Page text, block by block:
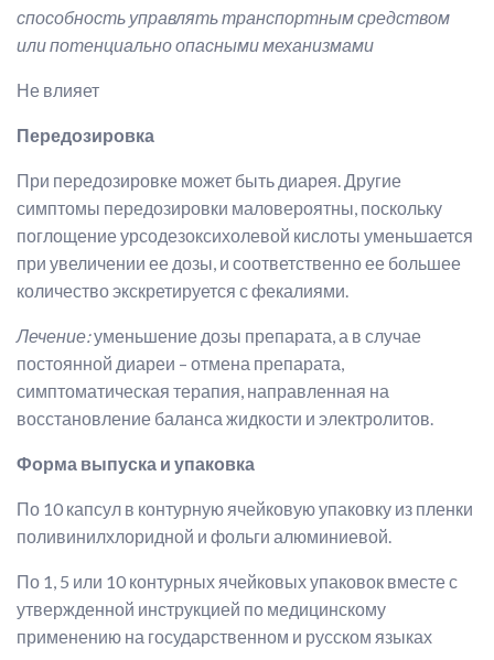
способность управлять транспортным средством
или потенциально опасными механизмами
Не влияет
Передозировка
При передозировке может быть диарея. Другие
симптомы передозировки маловероятны, поскольку
поглощение урсодезоксихолевой кислоты уменьшается
при увеличении ее дозы, и соответственно ее большее
количество экскретируется с фекалиями.
Лечение:уменьшение дозы препарата, а в случае
постоянной диареи – отмена препарата,
симптоматическая терапия, направленная на
восстановление баланса жидкости и электролитов.
Форма выпуска и упаковка
По 10 капсул в контурную ячейковую упаковку из пленки
поливинилхлоридной и фольги алюминиевой.
По 1, 5 или 10 контурных ячейковых упаковок вместе с
утвержденной инструкцией по медицинскому
применению на государственном и русском языках